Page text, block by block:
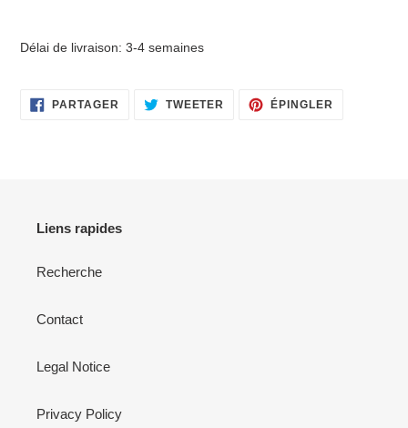
Délai de livraison: 3-4 semaines
PARTAGER PARTAGER
SUR
TWEETER TWEETER
SUR
ÉPINGLER
Liens rapides
Recherche
Contact
Legal Notice
Privacy Policy